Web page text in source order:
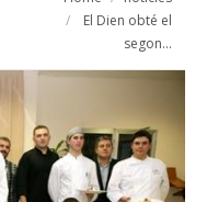
El Dien obté el
segon…